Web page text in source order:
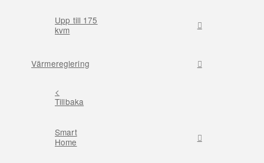
Upp till 175
kvm
Värmereglering
<
Tillbaka
Smart
Home